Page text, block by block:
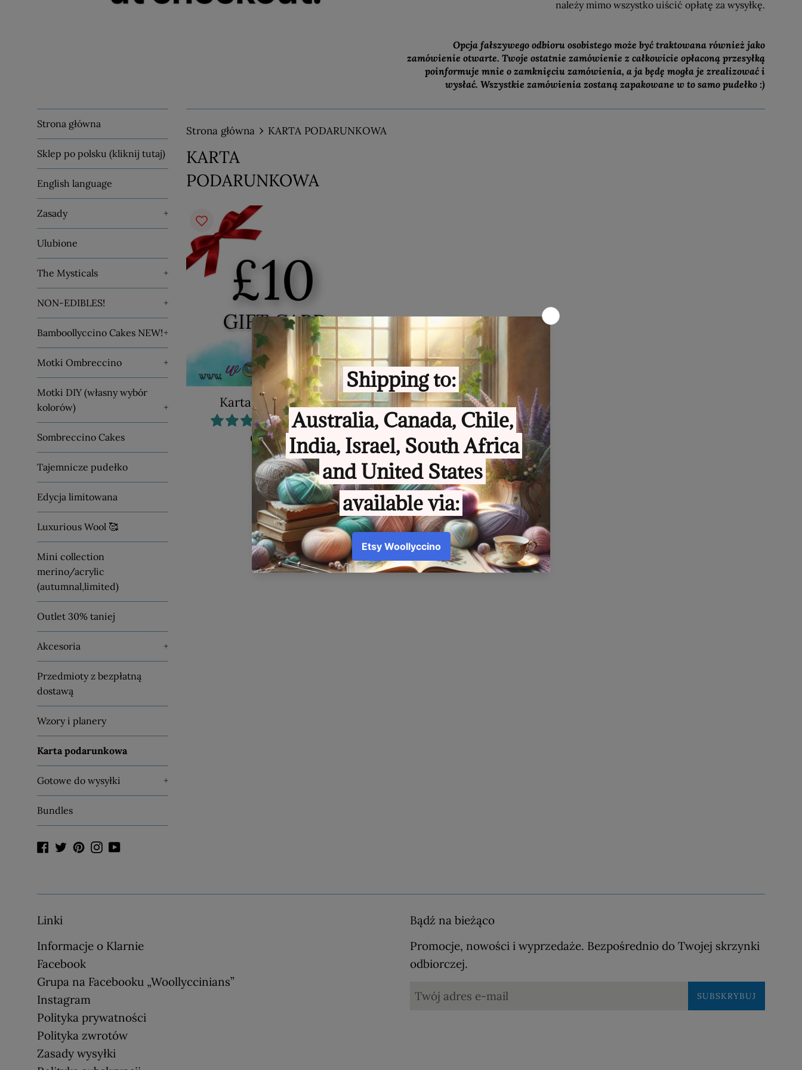
należy mimo wszystko uiścić opłatę za wysyłkę.
Opcja fałszywego odbioru osobistego może być traktowana również jako
zamówienie otwarte. Twoje ostatnie zamówienie z całkowicie opłaconą przesyłką
poinformuje mnie o zamknięciu zamówienia, a ja będę mogła je zrealizować i
wysłać. Wszystkie zamówienia zostaną zapakowane w to samo pudełko :)
Strona główna
Sklep po polsku (kliknij tutaj)
English language
Zasady +
Ulubione
The Mysticals +
NON-EDIBLES! +
Bamboollyccino Cakes NEW!+
Motki Ombreccino +
Motki DIY (własny wybór
kolorów)
+
Sombreccino Cakes
Tajemnicze pudełko
Edycja limitowana
Luxurious Wool 🥰
Mini collection
merino/acrylic
(autumnal,limited)
Outlet 30% taniej
Akcesoria +
Przedmioty z bezpłatną
dostawą
Wzory i planery
Karta podarunkowa
Gotowe do wysyłki +
Bundles
Facebook
TwitterPinterest
Instagram
YouTube
Strona główna › KARTA PODARUNKOWA
KARTA
PODARUNKOWA
Karta podarunkowa
2 recenzji
Od £10.00
Linki
Informacje o Klarnie
Facebook
Grupa na Facebooku „Woollyccinians”
Instagram
Polityka prywatności
Polityka zwrotów
Zasady wysyłki
Bądź na bieżąco
Promocje, nowości i wyprzedaże. Bezpośrednio do Twojej skrzynki
odbiorczej.
SUBSKRYBUJ